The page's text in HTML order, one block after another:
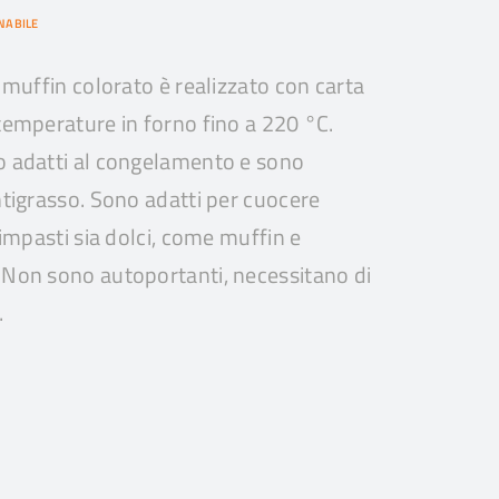
colorato è realizzato con carta
in forno fino a 220 °C.
adatti al congelamento e sono
Sono adatti per cuocere
sia dolci, come muffin e
sono autoportanti, necessitano di